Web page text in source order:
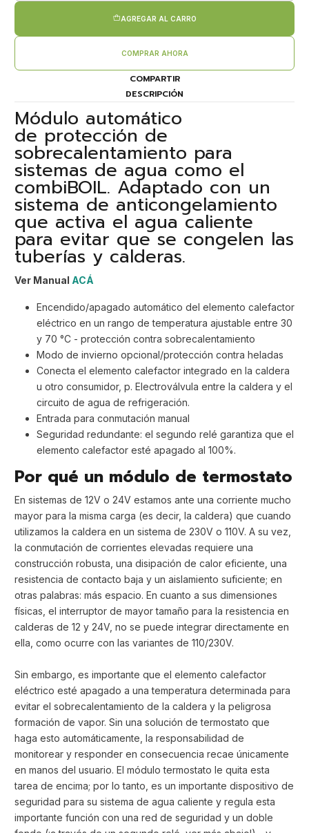
AGREGAR AL CARRO
COMPRAR AHORA
COMPARTIR
DESCRIPCIÓN
Módulo automático
de protección de
sobrecalentamiento para
sistemas de agua como el
combiBOIL. Adaptado con un
sistema de anticongelamiento
que activa el agua caliente
para evitar que se congelen las
tuberías y calderas.
Ver Manual ACÁ
Encendido/apagado automático del elemento calefactor
eléctrico en un rango de temperatura ajustable entre 30
y 70 °C - protección contra sobrecalentamiento
Modo de invierno opcional/protección contra heladas
Conecta el elemento calefactor integrado en la caldera
u otro consumidor, p. Electroválvula entre la caldera y el
circuito de agua de refrigeración.
Entrada para conmutación manual
Seguridad redundante: el segundo relé garantiza que el
elemento calefactor esté apagado al 100%.
Por qué un módulo de termostato
En sistemas de 12V o 24V estamos ante una corriente mucho
mayor para la misma carga (es decir, la caldera) que cuando
utilizamos la caldera en un sistema de 230V o 110V. A su vez,
la conmutación de corrientes elevadas requiere una
construcción robusta, una disipación de calor eficiente, una
resistencia de contacto baja y un aislamiento suficiente; en
otras palabras: más espacio. En cuanto a sus dimensiones
físicas, el interruptor de mayor tamaño para la resistencia en
calderas de 12 y 24V, no se puede integrar directamente en
ella, como ocurre con las variantes de 110/230V.
Sin embargo, es importante que el elemento calefactor
eléctrico esté apagado a una temperatura determinada para
evitar el sobrecalentamiento de la caldera y la peligrosa
formación de vapor. Sin una solución de termostato que
haga esto automáticamente, la responsabilidad de
monitorear y responder en consecuencia recae únicamente
en manos del usuario. El módulo termostato le quita esta
tarea de encima; por lo tanto, es un importante dispositivo de
seguridad para su sistema de agua caliente y regula esta
importante función con una red de seguridad y un doble